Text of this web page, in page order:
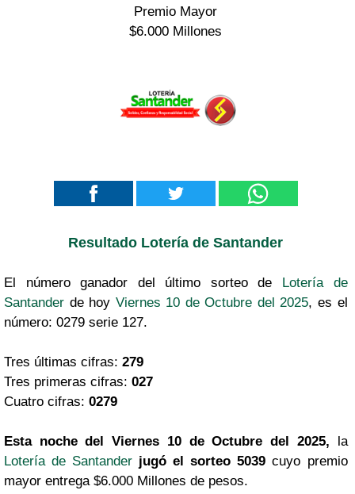
Premio Mayor
$6.000 Millones
Resultado Lotería de Santander
El número ganador del último sorteo de Lotería de
Santander de hoy Viernes 10 de Octubre del 2025, es el
número: 0279 serie 127.
Tres últimas cifras: 279
Tres primeras cifras: 027
Cuatro cifras: 0279
Esta noche del Viernes 10 de Octubre del 2025, la
Lotería de Santander jugó el sorteo 5039 cuyo premio
mayor entrega $6.000 Millones de pesos.